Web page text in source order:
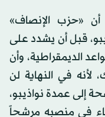
«حزب الإنصاف»
قبل أن يشدد على
الديمقراطية، وأن
لأنه في النهاية لن
إلى عمدة نواذيبو،
في منصبه مرشحاً